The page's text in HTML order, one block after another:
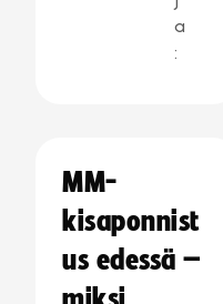
a
:
MM-
kisaponnist
us edessä –